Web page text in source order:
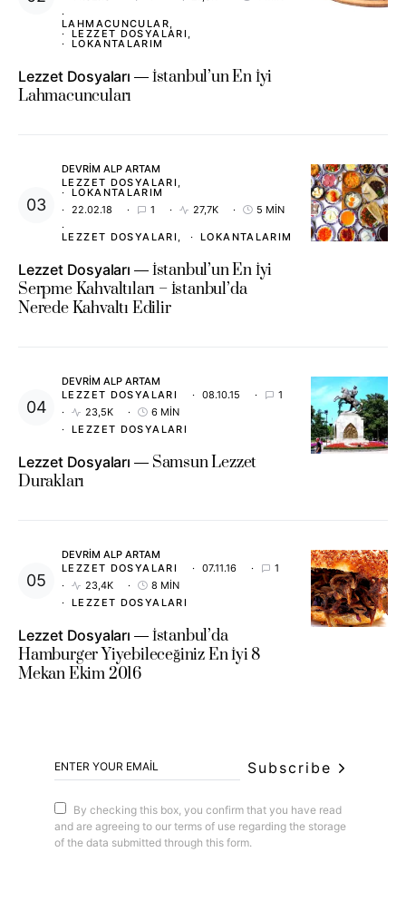
LAHMACUNCULAR
LEZZET DOSYALARI
LOKANTALARIM
Lezzet Dosyaları
İstanbul’un En İyi
Lahmacuncuları
DEVRIM ALP ARTAM
LEZZET DOSYALARI
LOKANTALARIM
22.02.18
1 27,7K 5 MIN
LEZZET DOSYALARI LOKANTALARIM
Lezzet Dosyaları
İstanbul’un En İyi
Serpme Kahvaltıları – İstanbul’da
Nerede Kahvaltı Edilir
DEVRIM ALP ARTAM
LEZZET DOSYALARI
08.10.15
1
23,5K
6 MIN
LEZZET DOSYALARI
Lezzet Dosyaları
Samsun Lezzet
Durakları
DEVRIM ALP ARTAM
LEZZET DOSYALARI
07.11.16
1
23,4K
8 MIN
LEZZET DOSYALARI
Lezzet Dosyaları
İstanbul’da
Hamburger Yiyebileceğiniz En İyi 8
Mekan Ekim 2016
Subscribe
By checking this box, you confirm that you have read
and are agreeing to our terms of use regarding the storage
of the data submitted through this form.